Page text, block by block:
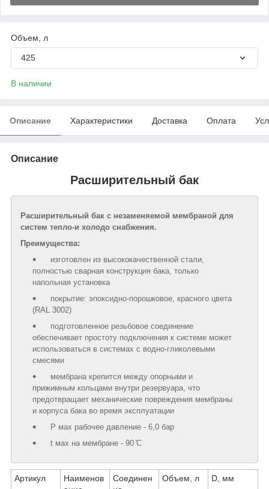
Объем, л
425
В наличии
Описание Характеристики Доставка Оплата
Описание
Расширительный бак
Расширительный бак с незаменяемой мембраной для
систем тепло-и холодо снабжения.
Преимущества:
изготовлен из высококачественной стали,
полностью сварная конструкция бака, только
напольная установка
покрытие: эпоксидно-порошковое, красного цвета
(RAL 3002)
подготовленное резьбовое соединение
обеспечивает простоту подключения к системе может
использоваться в системах с водно-гликолевыми
смесями
мембрана крепится между опорными и
прижимным кольцами внутри резервуара, что
предотвращает механические повреждения мембраны
и корпуса бака во время эксплуатации
Р маx рабочее давление - 6,0 бар
t маx на мембране - 90 ̊С
Артикул
Наименов
Соединен
Объем, л D, мм